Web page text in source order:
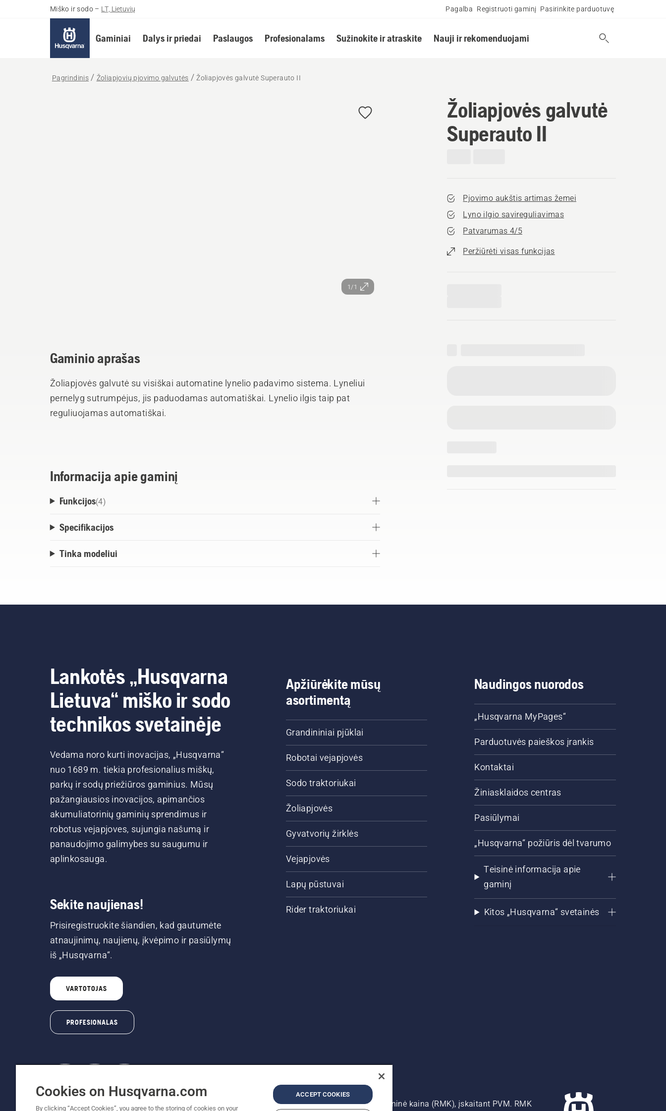
Miško ir sodo – LT, Lietuvių Pagalba Registruoti gaminį Pasirinkite parduotuvę
Gaminiai Dalys ir priedai Paslaugos Profesionalams Sužinokite ir atraskite Nauji ir rekomenduojami
Pagrindinis Žoliapjovių pjovimo galvutės Žoliapjovės galvutė Superauto II
1/1
Žoliapjovės galvutė
Superauto II
Pjovimo aukštis artimas žemei
Lyno ilgio savireguliavimas
Patvarumas 4/5
Peržiūrėti visas funkcijas
Gaminio aprašas
Žoliapjovės galvutė su visiškai automatine lynelio padavimo sistema. Lyneliui
pernelyg sutrumpėjus, jis paduodamas automatiškai. Lynelio ilgis taip pat
reguliuojamas automatiškai.
Informacija apie gaminį
Funkcijos(4)
Specifikacijos
Tinka modeliui
Lankotės „Husqvarna
Lietuva“ miško ir sodo
technikos svetainėje
Vedama noro kurti inovacijas, „Husqvarna“
nuo 1689 m. tiekia profesionalius miškų,
parkų ir sodų priežiūros gaminius. Mūsų
pažangiausios inovacijos, apimančios
akumuliatorinių gaminių sprendimus ir
robotus vejapjoves, sujungia našumą ir
panaudojimo galimybes su saugumu ir
aplinkosauga.
Sekite naujienas!
Prisiregistruokite šiandien, kad gautumėte
atnaujinimų, naujienų, įkvėpimo ir pasiūlymų
iš „Husqvarna“.
VARTOTOJAS
PROFESIONALAS
Apžiūrėkite mūsų
asortimentą
Grandininiai pjūklai
Robotai vejapjovės
Sodo traktoriukai
Žoliapjovės
Gyvatvorių žirklės
Vejapjovės
Lapų pūstuvai
Rider traktoriukai
Naudingos nuorodos
„Husqvarna MyPages“
Parduotuvės paieškos įrankis
Kontaktai
Žiniasklaidos centras
Pasiūlymai
„Husqvarna“ požiūris dėl tvarumo
Teisinė informacija apie
gaminį
Kitos „Husqvarna“ svetainės
© „Husqvarna AB“ (leid). Visos teisės priklauso autoriui. Nurodoma rekomenduojama mažmeninė kaina (RMK), įskaitant PVM. RMK
Cookies on Husqvarna.com
By clicking “Accept Cookies”, you agree to the storing of cookies on your
ACCEPT COOKIES